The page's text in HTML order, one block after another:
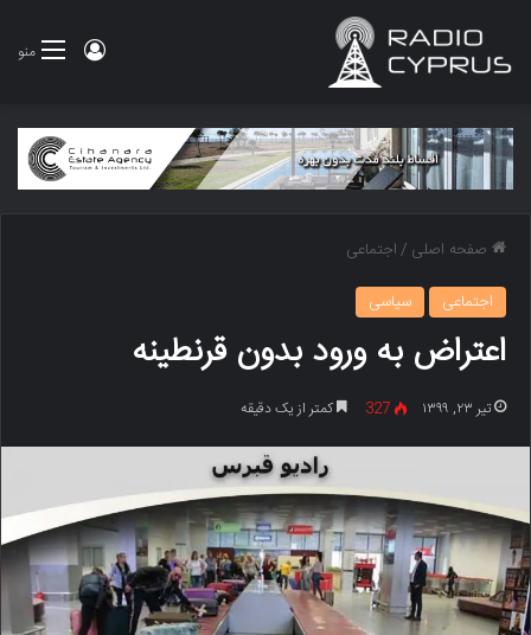
منو ورود
صفحه اصلی /اجتماعی
اجتماعی
سیاسی
اعتراض به ورود بدون قرنطینه
تیر ۲۳, ۱۳۹۹ 327 کمتر از یک دقیقه